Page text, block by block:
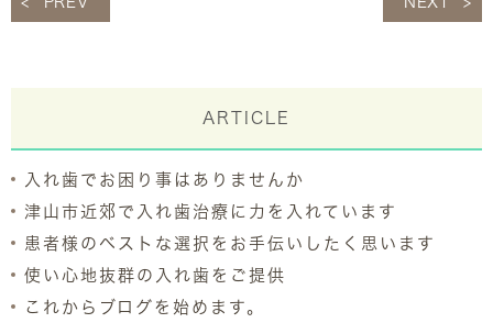
ARTICLE
入れ歯でお困り事はありませんか
津山市近郊で入れ歯治療に力を入れています
患者様のベストな選択をお手伝いしたく思います
使い心地抜群の入れ歯をご提供
これからブログを始めます。